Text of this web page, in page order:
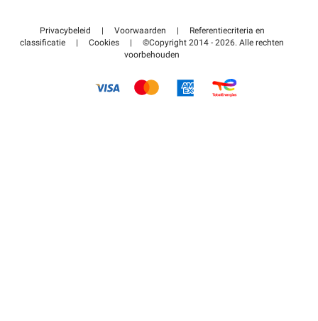
Helpcentrum
Betalen voor parkeren FLOW
Privacybeleid | Voorwaarden |
Referentiecriteria en
classificatie
| Cookies |
©Copyright 2014 - 2026. Alle rechten
voorbehouden